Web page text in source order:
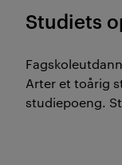
Studiets
Arter et toårig
studiepoeng.